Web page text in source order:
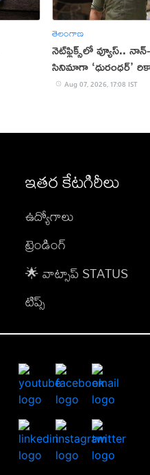
తెలంగాణ
నెట్‌ఫ్లిక్స్‌లో వ్యూస్..
సినిమాగా ‘ధురంధర్’
Aug 07, 2026, 17:08 IST
ఇతర కేటగిరీలు
ఉద్యోగాలు
ట్రెండింగ్
🌟 వాట్సాప్ STATUS
టిప్స్